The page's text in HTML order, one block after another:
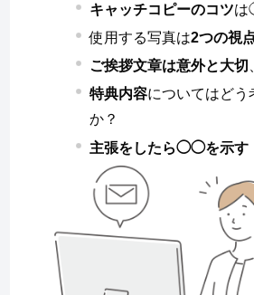
キャッチコピーのコツは
使用する写真は2つの視
ご挨拶文章は意外と大切
特典内容についてはどう
か？
主張をしたら◯◯を示す